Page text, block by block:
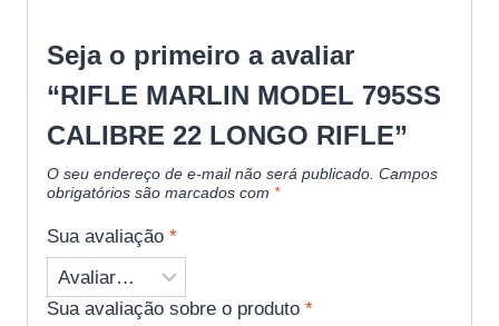
Seja o primeiro a avaliar
“RIFLE MARLIN MODEL 795SS
CALIBRE 22 LONGO RIFLE”
O seu endereço de e-mail não será publicado. Campos
obrigatórios são marcados com *
Sua avaliação *
Sua avaliação sobre o produto *